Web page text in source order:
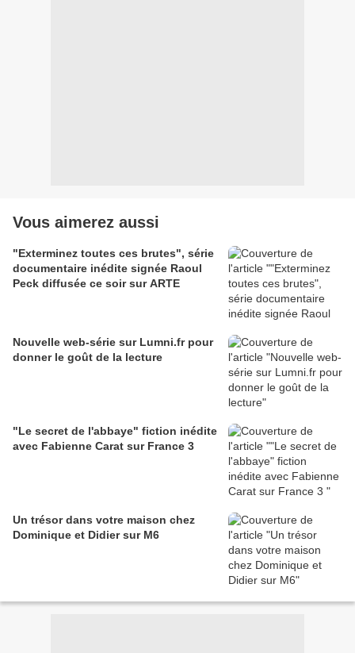
Vous aimerez aussi
"Exterminez toutes ces brutes", série
documentaire inédite signée Raoul
Peck diffusée ce soir sur ARTE
Nouvelle web-série sur Lumni.fr pour
donner le goût de la lecture
"Le secret de l'abbaye" fiction inédite
avec Fabienne Carat sur France 3
Un trésor dans votre maison chez
Dominique et Didier sur M6